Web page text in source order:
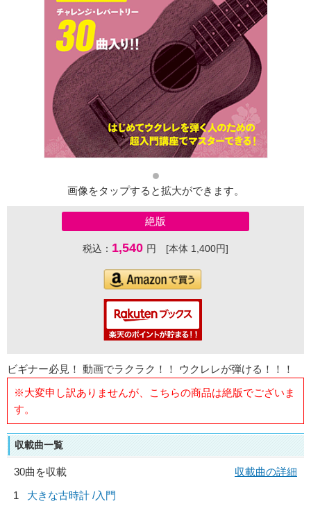
画像をタップすると拡大ができます。
絶版
税込： 1,540 円 [本体 1,400円]
ビギナー必見！ 動画でラクラク！！ ウクレレが弾ける！！！
※大変申し訳ありませんが、こちらの商品は絶版でございま
す。
収載曲一覧
30曲を収載
収載曲の詳細
1
大きな古時計 /入門